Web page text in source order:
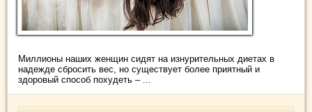
Миллионы наших женщин сидят на изнурительных диетах в
надежде сбросить вес, но существует более приятный и
здоровый способ похудеть – ...